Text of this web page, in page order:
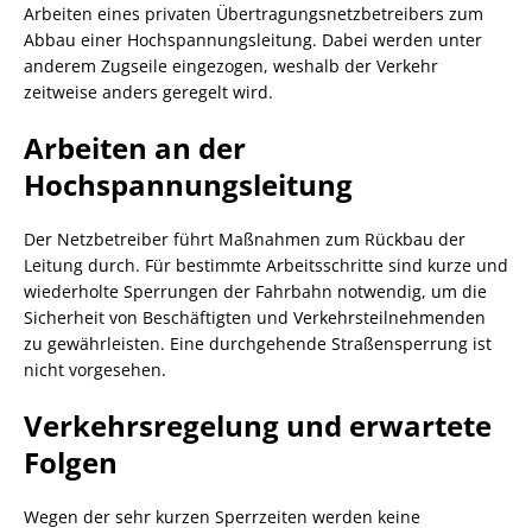
Arbeiten eines privaten Übertragungsnetzbetreibers zum
Abbau einer Hochspannungsleitung. Dabei werden unter
anderem Zugseile eingezogen, weshalb der Verkehr
zeitweise anders geregelt wird.
Arbeiten an der
Hochspannungsleitung
Der Netzbetreiber führt Maßnahmen zum Rückbau der
Leitung durch. Für bestimmte Arbeitsschritte sind kurze und
wiederholte Sperrungen der Fahrbahn notwendig, um die
Sicherheit von Beschäftigten und Verkehrsteilnehmenden
zu gewährleisten. Eine durchgehende Straßensperrung ist
nicht vorgesehen.
Verkehrsregelung und erwartete
Folgen
Wegen der sehr kurzen Sperrzeiten werden keine